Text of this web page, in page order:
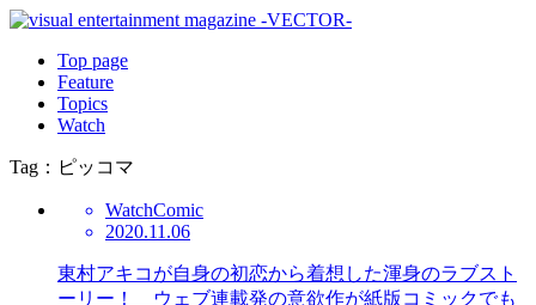
Top page
Feature
Topics
Watch
Tag：ピッコマ
WatchComic
2020.11.06
東村アキコが自身の初恋から着想した渾身のラブスト
ーリー！ ウェブ連載発の意欲作が紙版コミックでも